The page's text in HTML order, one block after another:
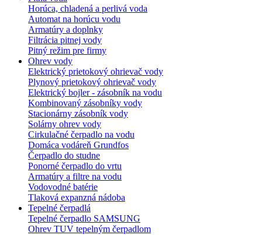
Horúca, chladená a perlivá voda
Automat na horúcu vodu
Armatúry a doplnky
Filtrácia pitnej vody
Pitný režim pre firmy
Ohrev vody
Elektrický prietokový ohrievač vody
Plynový prietokový ohrievač vody
Elektrický bojler - zásobník na vodu
Kombinovaný zásobníky vody
Stacionárny zásobník vody
Solárny ohrev vody
Cirkulačné čerpadlo na vodu
Domáca vodáreň Grundfos
Čerpadlo do studne
Ponorné čerpadlo do vrtu
Armatúry a filtre na vodu
Vodovodné batérie
Tlaková expanzná nádoba
Tepelné čerpadlá
Tepelné čerpadlo SAMSUNG
Ohrev TUV tepelným čerpadlom